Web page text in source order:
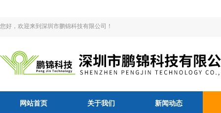
您好，欢迎来到深圳市鹏锦科技有限公司！
网站首页 关于我们 新闻动态